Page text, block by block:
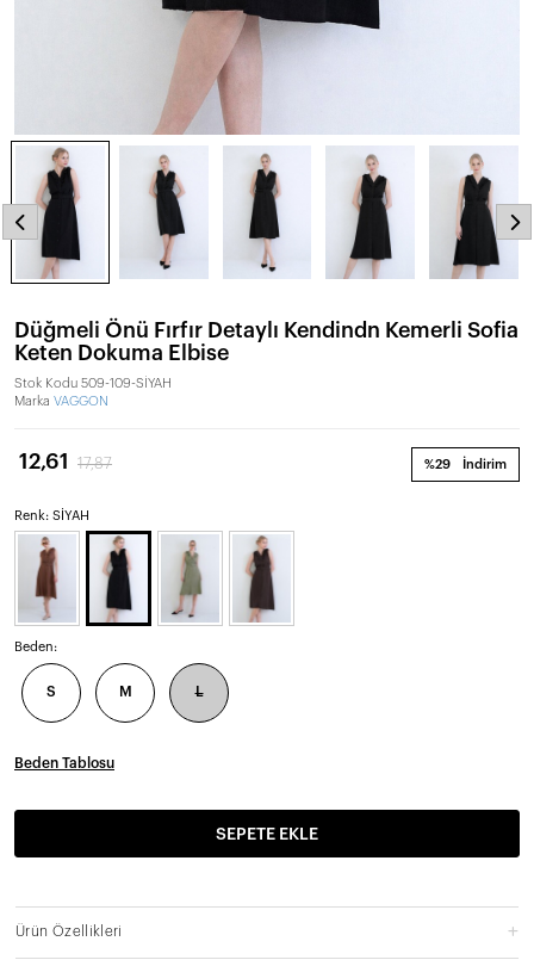
Düğmeli Önü Fırfır Detaylı Kendindn Kemerli Sofia
Keten Dokuma Elbise
Stok Kodu 509-109-SİYAH
Marka VAGGON
%29 İndirim
12,61 17,87
Renk: SİYAH
Beden:
S M L
Beden Tablosu
SEPETE EKLE
Ürün Özellikleri